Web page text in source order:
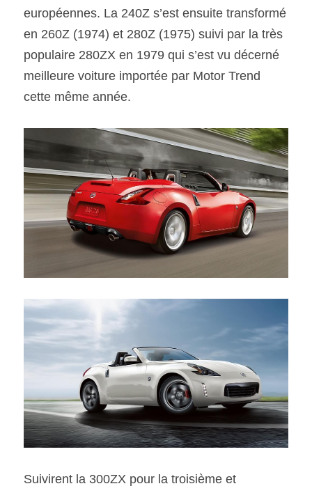
européennes. La 240Z s’est ensuite transformé
en 260Z (1974) et 280Z (1975) suivi par la très
populaire 280ZX en 1979 qui s’est vu décerné
meilleure voiture importée par Motor Trend
cette même année.
Suivirent la 300ZX pour la troisième et